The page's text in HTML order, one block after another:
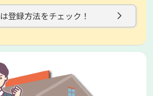
登録方法をチェック！